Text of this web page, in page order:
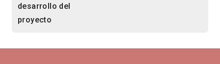
desarrollo del
proyecto